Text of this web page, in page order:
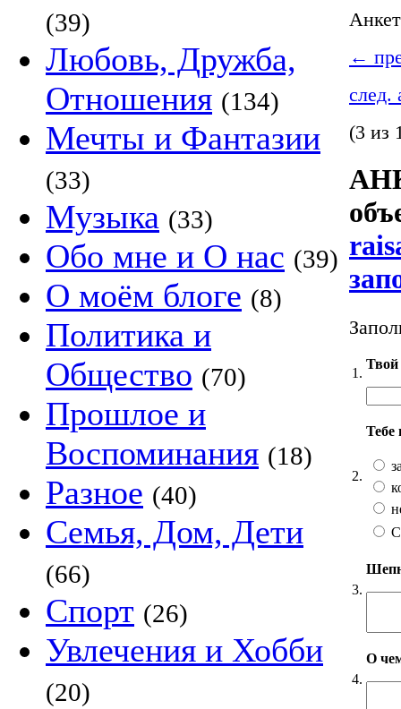
(39)
Любовь, Дружба,
Отношения (134)
Мечты и Фантазии
(33)
Музыка (33)
Обо мне и О нас (39)
О моём блоге (8)
Политика и
Общество (70)
Прошлое и
Воспоминания (18)
Разное (40)
Семья, Дом, Дети
(66)
Спорт (26)
Увлечения и Хобби
(20)
←
след.
(3 из
1.
Твой
2.
Тебе
3.
4.
О